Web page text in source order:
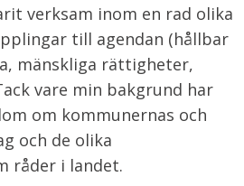
verksam inom en rad olika
till agendan (hållbar
mänskliga rättigheter,
vare min bakgrund har
om kommunernas och
och de olika
råder i landet.